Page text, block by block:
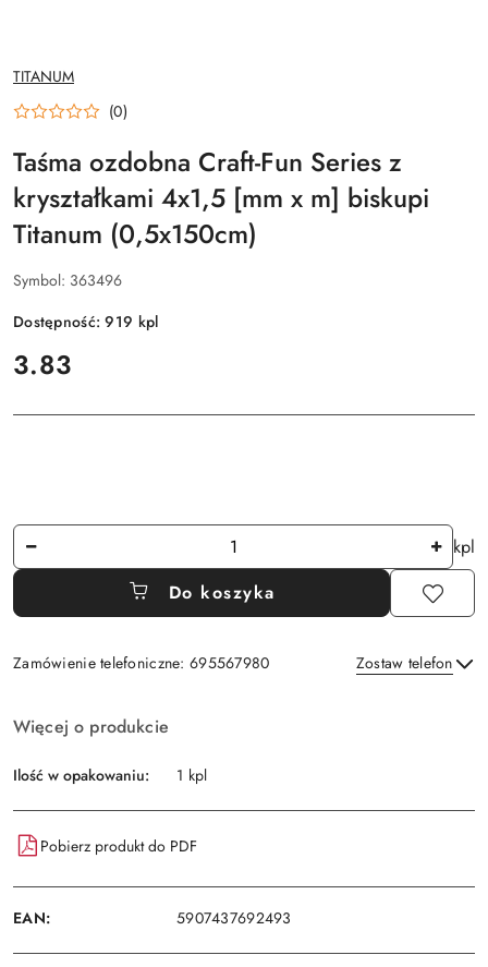
NAZWA
PRODUCENTA:
TITANUM
(0)
Taśma ozdobna Craft-Fun Series z
kryształkami 4x1,5 [mm x m] biskupi
Titanum (0,5x150cm)
Symbol: 363496
Dostępność:919 kpl
cena:
3.83
Ilość
kpl
Do koszyka
Zamówienie telefoniczne: 695567980 Zostaw telefon
i
dostawa
Więcej o produkcie
Ilość w opakowaniu: 1 kpl
Pobierz produkt do PDF
EAN: 5907437692493